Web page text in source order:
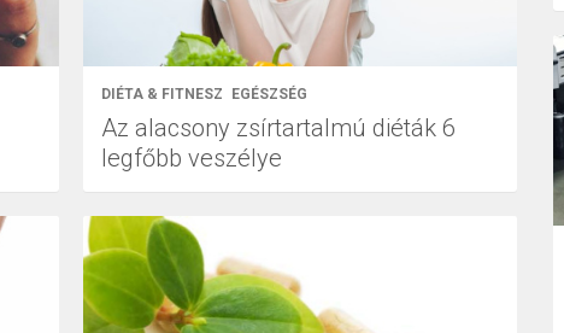
DIÉTA & FITNESZ EGÉSZSÉG
Az alacsony zsírtartalmú diéták 6
legfőbb veszélye